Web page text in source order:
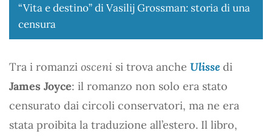
“Vita e destino” di Vasilij Grossman: storia di una
censura
Tra i romanzi osceni si trova anche Ulisse di
James Joyce: il romanzo non solo era stato
censurato dai circoli conservatori, ma ne era
stata proibita la traduzione all’estero. Il libro,